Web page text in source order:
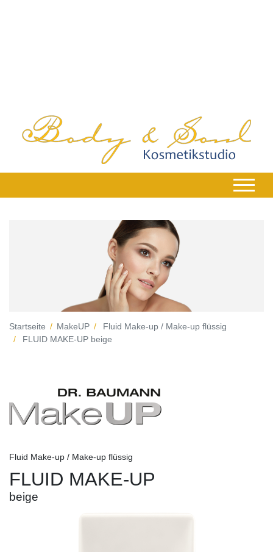
Startseite MakeUP
Fluid Make-up / Make-up flüssig
FLUID MAKE-UP beige
Fluid Make-up / Make-up flüssig
FLUID MAKE-UP
beige